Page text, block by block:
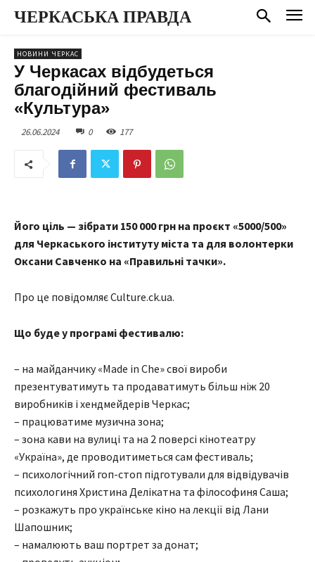
ЧЕРКАСЬКА ПРАВДА
НОВИНИ ЧЕРКАС
У Черкасах відбудеться
благодійний фестиваль
«Культура»
26.06.2024 0 177
Його ціль — зібрати 150 000 грн на проєкт «5000/500»
для Черкаського інституту міста та для волонтерки
Оксани Савченко на «Правильні тачки».
Про це повідомляє Сulture.ck.ua.
Що буде у програмі фестивалю:
– на майданчику «Made in Che» свої вироби
презентуватимуть та продаватимуть більш ніж 20
виробників і хендмейдерів Черкас;
– працюватиме музична зона;
– зона кави на вулиці та на 2 поверсі кінотеатру
«Україна», де проводитиметься сам фестиваль;
– психологічний гоп-стоп підготували для відвідувачів
психологиня Христина Делікатна та філософиня Саша;
– розкажуть про українське кіно на лекції від Лани
Шапошник;
– намалюють ваш портрет за донат;